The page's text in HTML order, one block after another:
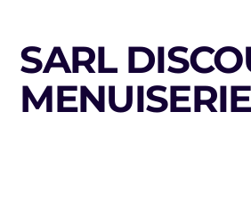
SARL
MENUISERIE